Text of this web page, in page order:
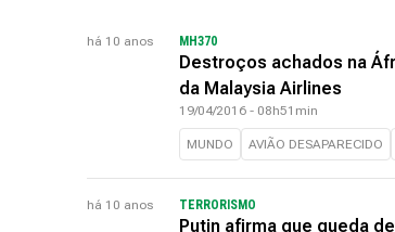
há 10 anos MH370
Destroços achados na
da Malaysia Airlines
19/04/2016 - 08h51min
MUNDO AVIÃO DESAPARECIDO
há 10 anos TERRORISMO
Putin afirma que queda